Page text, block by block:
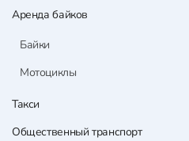
Аренда байков
Байки
Мотоциклы
Такси
Общественный транспорт